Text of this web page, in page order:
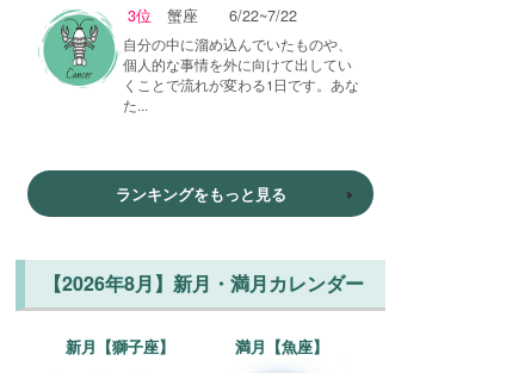
3位 蟹座 6/22~7/22
自分の中に溜め込んでいたものや、
個人的な事情を外に向けて出してい
くことで流れが変わる1日です。あな
た...
ランキングをもっと見る
【2026年8月】新月・満月カレンダー
新月【獅子座】 満月【魚座】